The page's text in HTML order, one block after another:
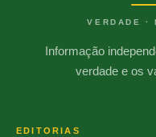
VERDADE ·
Informação
verdade e os
EDITORIAS